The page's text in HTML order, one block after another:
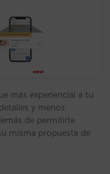
más experiencial a tu
y menos
de permitirte
misma propuesta de